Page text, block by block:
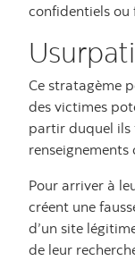
confidentiels ou
Ce stratagème
des victimes
partir duquel ils
renseignements
Pour arriver à
créent une
d’un site
de leur